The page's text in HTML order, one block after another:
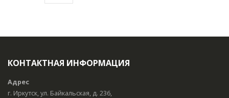
КОНТАКТНАЯ ИНФОРМАЦИЯ
Адрес
г. Иркутск, ул. Байкальская, д. 236,